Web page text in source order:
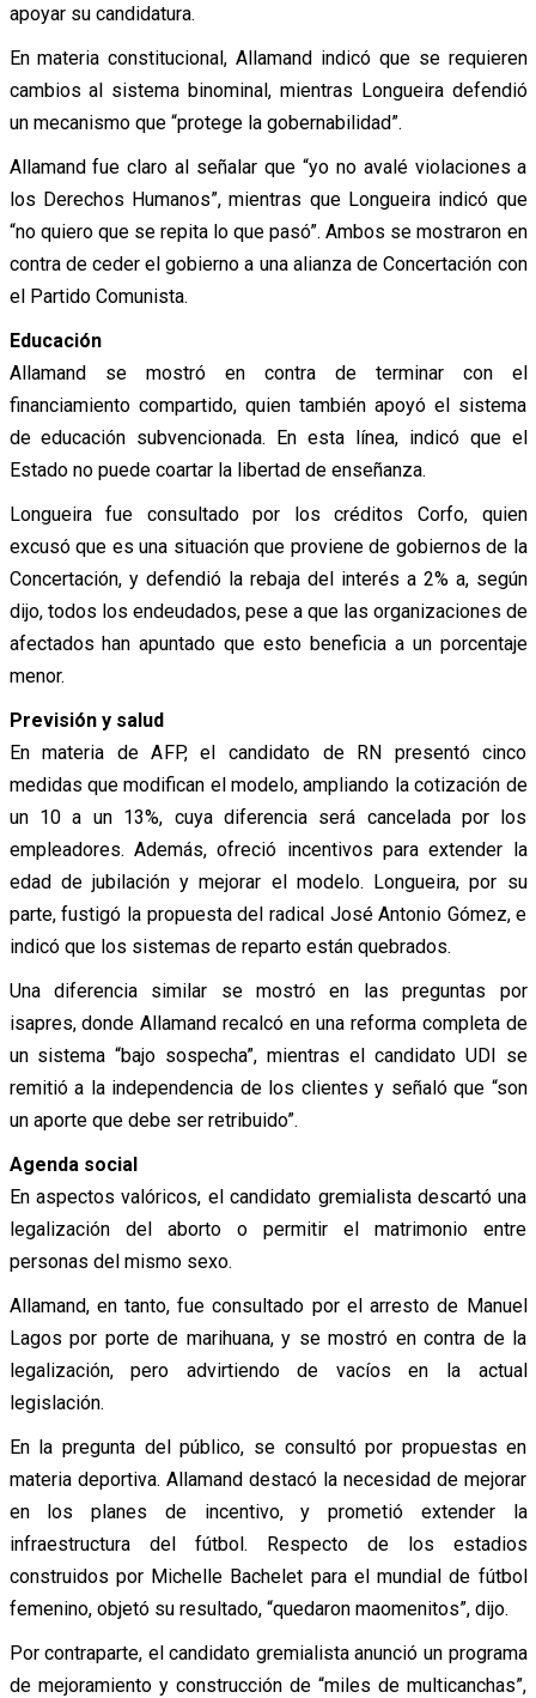
apoyar su candidatura.
En materia constitucional, Allamand indicó que se requieren
cambios al sistema binominal, mientras Longueira defendió
un mecanismo que “protege la gobernabilidad”.
Allamand fue claro al señalar que “yo no avalé violaciones a
los Derechos Humanos”, mientras que Longueira indicó que
“no quiero que se repita lo que pasó”. Ambos se mostraron en
contra de ceder el gobierno a una alianza de Concertación con
el Partido Comunista.
Educación
Allamand se mostró en contra de terminar con el
financiamiento compartido, quien también apoyó el sistema
de educación subvencionada. En esta línea, indicó que el
Estado no puede coartar la libertad de enseñanza.
Longueira fue consultado por los créditos Corfo, quien
excusó que es una situación que proviene de gobiernos de la
Concertación, y defendió la rebaja del interés a 2% a, según
dijo, todos los endeudados, pese a que las organizaciones de
afectados han apuntado que esto beneficia a un porcentaje
menor.
Previsión y salud
En materia de AFP, el candidato de RN presentó cinco
medidas que modifican el modelo, ampliando la cotización de
un 10 a un 13%, cuya diferencia será cancelada por los
empleadores. Además, ofreció incentivos para extender la
edad de jubilación y mejorar el modelo. Longueira, por su
parte, fustigó la propuesta del radical José Antonio Gómez, e
indicó que los sistemas de reparto están quebrados.
Una diferencia similar se mostró en las preguntas por
isapres, donde Allamand recalcó en una reforma completa de
un sistema “bajo sospecha”, mientras el candidato UDI se
remitió a la independencia de los clientes y señaló que “son
un aporte que debe ser retribuido”.
Agenda social
En aspectos valóricos, el candidato gremialista descartó una
legalización del aborto o permitir el matrimonio entre
personas del mismo sexo.
Allamand, en tanto, fue consultado por el arresto de Manuel
Lagos por porte de marihuana, y se mostró en contra de la
legalización, pero advirtiendo de vacíos en la actual
legislación.
En la pregunta del público, se consultó por propuestas en
materia deportiva. Allamand destacó la necesidad de mejorar
en los planes de incentivo, y prometió extender la
infraestructura del fútbol. Respecto de los estadios
construidos por Michelle Bachelet para el mundial de fútbol
femenino, objetó su resultado, “quedaron maomenitos”, dijo.
Por contraparte, el candidato gremialista anunció un programa
de mejoramiento y construcción de “miles de multicanchas”,